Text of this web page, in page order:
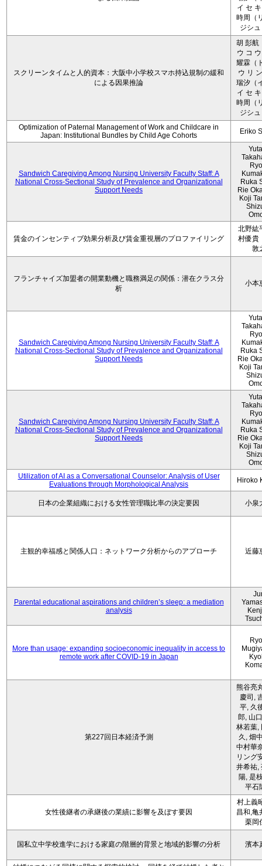
イ セ
時周（
ジシ
スクリーンタイムと人的資本：大阪中小学校スマホ持込規制の緩和
による因果推論
胡 彭航
ウ コ
耀霖（
ウ リ
瑞汐（
イ セ
時周（
ジシ
Optimization of Paternal Management of Work and Childcare in
Japan: Institutional Bundles by Child Age Cohorts
Eriko
Sandwich Caregiving Among Nursing University Faculty Staff: A
National Cross-Sectional Study of Prevalence and Organizational
Support Needs
Ruka
Rie
Koji
賃金のインセンティブ効果分析及び賃金重視層のプロファイリング
北野紘
村優貴
敦
フランチャイズ加盟者の開業動機と職務満足の関係：潜在クラス分
析
小本
Sandwich Caregiving Among Nursing University Faculty Staff: A
National Cross-Sectional Study of Prevalence and Organizational
Support Needs
Ruka
Rie
Koji
Sandwich Caregiving Among Nursing University Faculty Staff: A
National Cross-Sectional Study of Prevalence and Organizational
Support Needs
Ruka
Rie
Koji
Utilization of AI as a Conversational Counselor: Analysis of User
Evaluations through Morphological Analysis
Hiroko
日本の企業組織における女性管理職比率の決定要因 小泉
主観的幸福感と関係人口：ネットワーク分析からのアプローチ 近藤
Parental educational aspirations and children’s sleep: a mediation
analysis
More than usage: expanding socioeconomic inequality in access to
remote work after COVID-19 in Japan
第227回日本経済予測
熊谷亮
慶司,
平, 久
郎, 山
林若葉,
久, 畑
中村華
リング
井希祐,
陽, 是
平石
女性後継者の承継後の業績に影響を及ぼす要因
村上義
昌和,亀
栗岡
国私立中学校進学における家庭の階層的背景と地域的影響の分析 濱本